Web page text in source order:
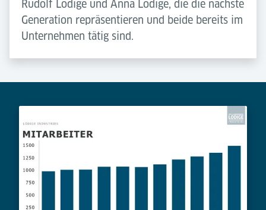
Rudolf Lödige und Anna Lödige, die die nächste
Generation repräsentieren und beide bereits im
Unternehmen tätig sind.